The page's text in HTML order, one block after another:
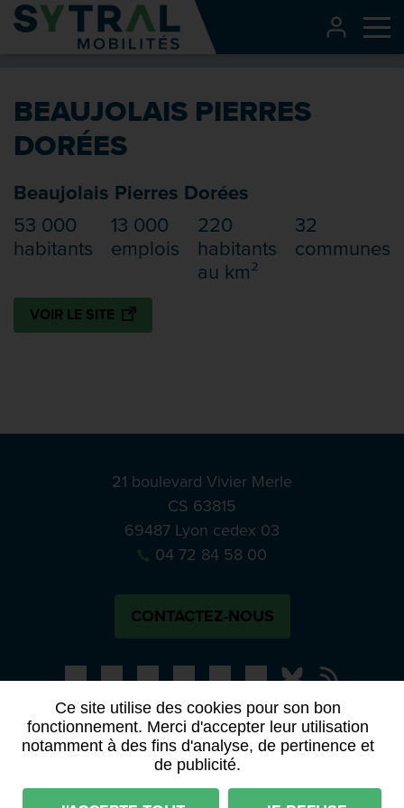
Ce site utilise des cookies pour son bon
fonctionnement. Merci d'accepter leur utilisation
notamment à des fins d'analyse, de pertinence et
de publicité.
Contenu
Entête de page
Recherche
Pied de page
BEAUJOLAIS PIERRES
DORÉES
Beaujolais Pierres Dorées
53 000
habitants
13 000
emplois
220
habitants
au km²
32
communes
VOIR LE SITE
21 boulevard Vivier Merle
CS 63815
69487 Lyon cedex 03
04 72 84 58 00
CONTACTEZ-NOUS
BlueskyNotre
PRESSE
APPELS À MANIFESTATION D’INTÉRÊT
ACTES ET DÉLIBÉRATIONS
Mentions légales Plan du site